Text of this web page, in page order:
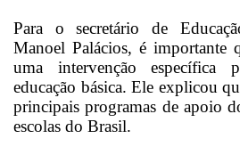
Para o secretário de
Manoel Palácios, é importante
uma intervenção específica
educação básica. Ele explicou
principais programas de apoio
escolas do Brasil.